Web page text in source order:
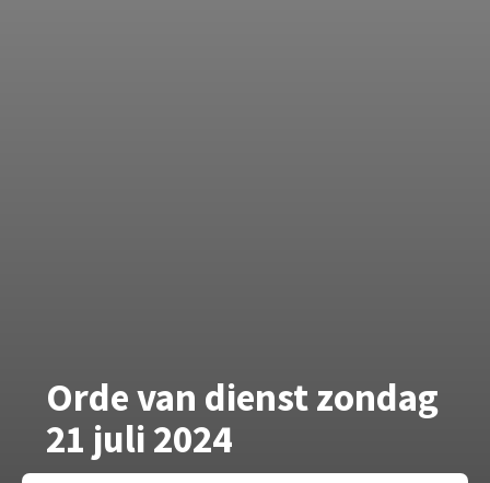
Orde van dienst zondag
21 juli 2024